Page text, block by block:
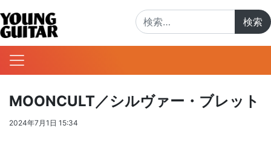
MOONCULT／シルヴァー・ブレット
2024年7月1日 15:34